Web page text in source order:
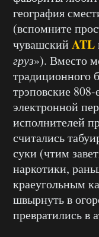
география
(вспомните
чувашский ATL
груз»). Вместо
традиционного
трэповские
электронной
исполнителей
считались
суки (чтим
наркотики,
краеугольным
швырнуть в
превратились в